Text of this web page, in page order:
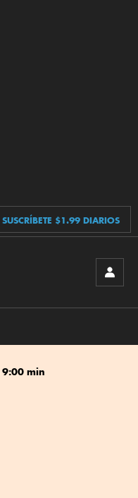
SUSCRÍBETE $1.99 DIARIOS
9:00 min